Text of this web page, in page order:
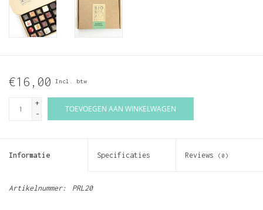
€16,00 Incl. btw
+
-
TOEVOEGEN AAN WINKELWAGEN
Informatie Specificaties Reviews (0)
Artikelnummer: PRL20